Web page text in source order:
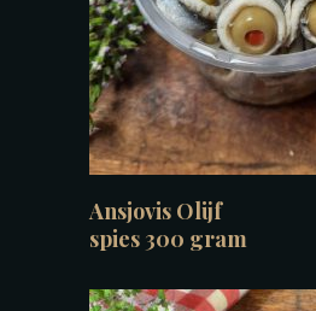
Ansjovis Olijf
spies 300 gram